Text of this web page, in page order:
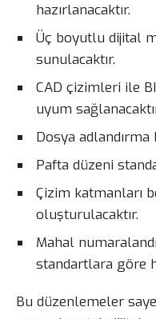
hazırlanacaktır.
Üç boyutlu dijital
sunulacaktır.
CAD çizimleri ile
uyum
Dosya
Pafta düzeni
Çizim katmanları
oluşturulacaktır.
Mahal
standartlara göre
Bu düzenlemeler